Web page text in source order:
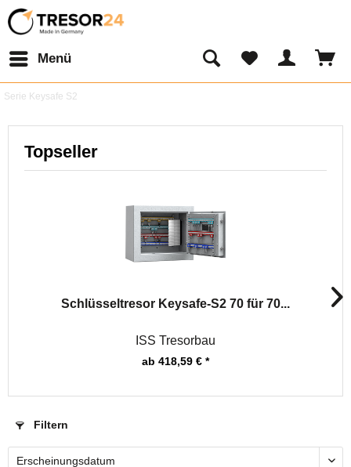
Menü
Serie Keysafe S2
Topseller
Schlüsseltresor Keysafe-S2 70 für 70...
ISS Tresorbau
ab 418,59 € *
Filtern